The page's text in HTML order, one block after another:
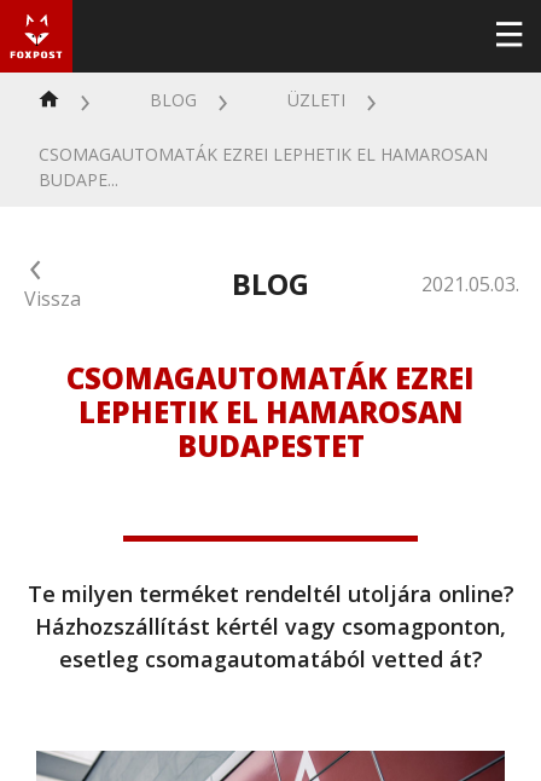
BLOG ÜZLETI
CSOMAGAUTOMATÁK EZREI LEPHETIK EL HAMAROSAN
BUDAPE...
Vissza BLOG 2021.05.03.
CSOMAGAUTOMATÁK EZREI
LEPHETIK EL HAMAROSAN
BUDAPESTET
Te milyen terméket rendeltél utoljára online?
Házhozszállítást kértél vagy csomagponton,
esetleg csomagautomatából vetted át?